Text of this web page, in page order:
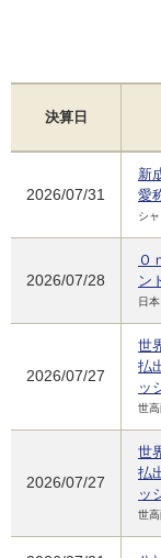
決算日
2026/07/31
新
愛
シ
2026/07/28
Ｏ
ン
日
2026/07/27
世
払
ッ
世高
2026/07/27
世
払
ッ
世